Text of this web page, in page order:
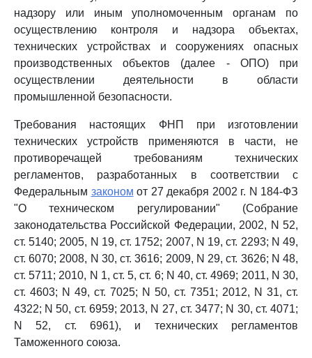
надзору или иным уполномоченным органам по
осуществлению контроля и надзора объектах,
технических устройствах и сооружениях опасных
производственных объектов (далее - ОПО) при
осуществлении деятельности в области
промышленной безопасности.
Требования настоящих ФНП при изготовлении
технических устройств применяются в части, не
противоречащей требованиям технических
регламентов, разработанных в соответствии с
Федеральным законом от 27 декабря 2002 г. N 184-ФЗ
"О техническом регулировании" (Собрание
законодательства Российской Федерации, 2002, N 52,
ст. 5140; 2005, N 19, ст. 1752; 2007, N 19, ст. 2293; N 49,
ст. 6070; 2008, N 30, ст. 3616; 2009, N 29, ст. 3626; N 48,
ст. 5711; 2010, N 1, ст. 5, ст. 6; N 40, ст. 4969; 2011, N 30,
ст. 4603; N 49, ст. 7025; N 50, ст. 7351; 2012, N 31, ст.
4322; N 50, ст. 6959; 2013, N 27, ст. 3477; N 30, ст. 4071;
N 52, ст. 6961), и технических регламентов
Таможенного союза.